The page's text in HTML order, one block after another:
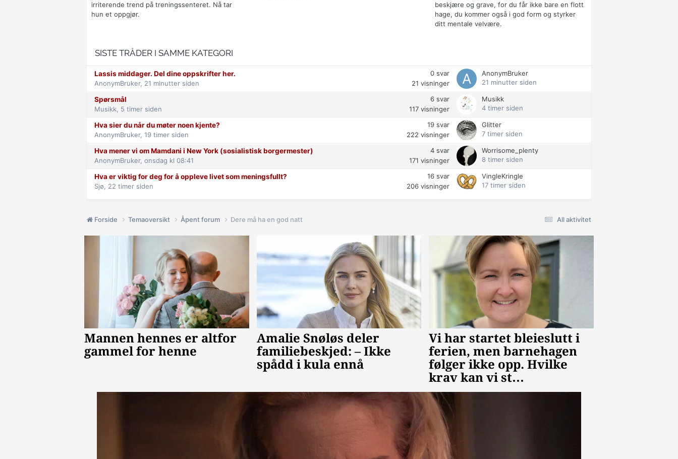
irriterende trend på treningssenteret. Nå tar
hun et oppgjør.
beskjære og grave, for du får ikke bare en flott
hage, du kommer også i god form og styrker
ditt mentale velvære.
SISTE TRÅDER I SAMME KATEGORI
Lassis middager. Del dine oppskrifter her.
AnonymBruker, 21 minutter siden
0 svar
21 visninger
AnonymBruker
21 minutter siden
Spørsmål
Musikk, 5 timer siden
6 svar
117 visninger
Musikk
4 timer siden
Hva sier du når du møter noen kjente?
AnonymBruker, 19 timer siden
19 svar
222 visninger
Glitter
7 timer siden
Hva mener vi om Mamdani i New York (sosialistisk borgermester)
AnonymBruker, onsdag kl 08:41
4 svar
171 visninger
Worrisome_plenty
8 timer siden
Hva er viktig for deg for å oppleve livet som meningsfullt?
Sjø, 22 timer siden
16 svar
206 visninger
VingleKringle
17 timer siden
All aktivitet
Forside Temaoversikt Åpent forum Dere må ha en god natt